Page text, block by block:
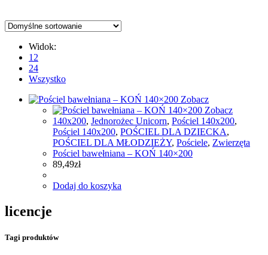
Widok:
12
24
Wszystko
Zobacz
Zobacz
140x200, Jednorożec Unicorn, Pościel 140x200,
Pościel 140x200, POŚCIEL DLA DZIECKA,
POŚCIEL DLA MŁODZIEŻY, Pościele, Zwierzęta
Pościel bawełniana – KOŃ 140×200
89,49zł
Dodaj do koszyka
licencje
Tagi produktów